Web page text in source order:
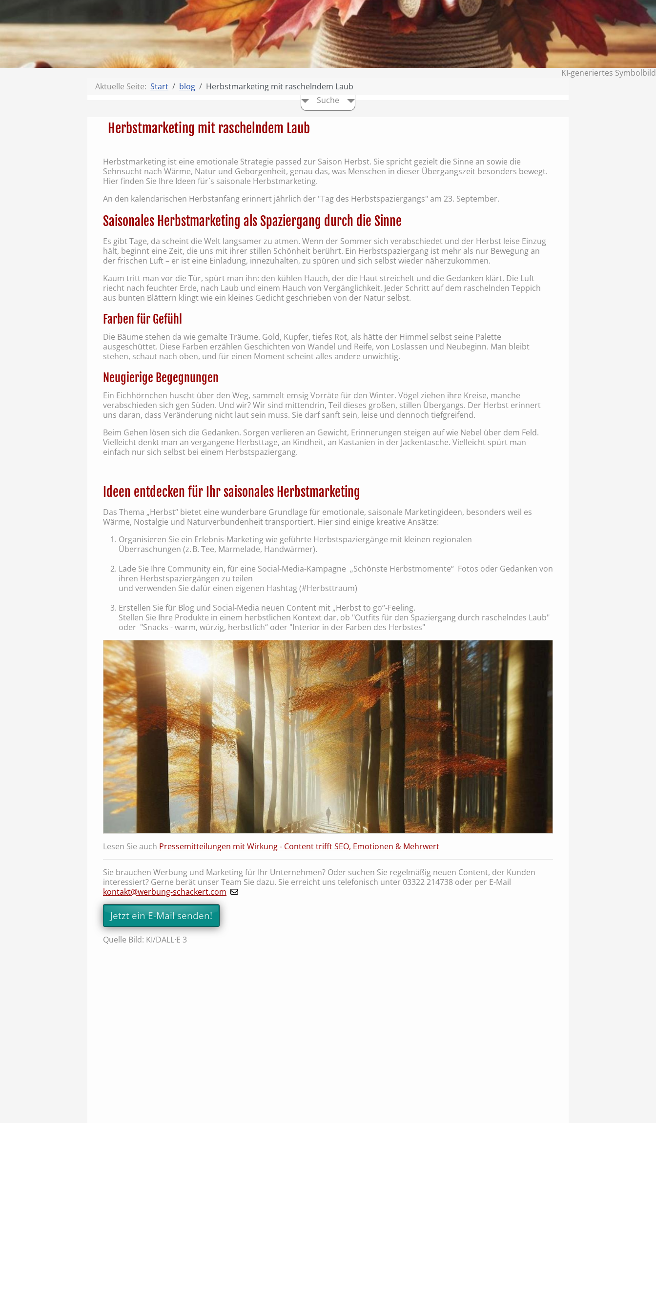
KI‑generiertes Symbolbild
Aktuelle Seite: Start blog
Herbstmarketing mit raschelndem Laub
Suche
Herbstmarketing mit raschelndem Laub
Herbstmarketing ist eine emotionale Strategie passed zur Saison Herbst. Sie spricht gezielt die Sinne an sowie die
Sehnsucht nach Wärme, Natur und Geborgenheit, genau das, was Menschen in dieser Übergangszeit besonders bewegt.
Hier finden Sie Ihre Ideen für`s saisonale Herbstmarketing.
An den kalendarischen Herbstanfang erinnert jährlich der "Tag des Herbstspaziergangs" am 23. September.
Saisonales Herbstmarketing als Spaziergang durch die Sinne
Es gibt Tage, da scheint die Welt langsamer zu atmen. Wenn der Sommer sich verabschiedet und der Herbst leise Einzug
hält, beginnt eine Zeit, die uns mit ihrer stillen Schönheit berührt. Ein Herbstspaziergang ist mehr als nur Bewegung an
der frischen Luft – er ist eine Einladung, innezuhalten, zu spüren und sich selbst wieder näherzukommen.
Kaum tritt man vor die Tür, spürt man ihn: den kühlen Hauch, der die Haut streichelt und die Gedanken klärt. Die Luft
riecht nach feuchter Erde, nach Laub und einem Hauch von Vergänglichkeit. Jeder Schritt auf dem raschelnden Teppich
aus bunten Blättern klingt wie ein kleines Gedicht geschrieben von der Natur selbst.
Farben für Gefühl
Die Bäume stehen da wie gemalte Träume. Gold, Kupfer, tiefes Rot, als hätte der Himmel selbst seine Palette
ausgeschüttet. Diese Farben erzählen Geschichten von Wandel und Reife, von Loslassen und Neubeginn. Man bleibt
stehen, schaut nach oben, und für einen Moment scheint alles andere unwichtig.
Neugierige Begegnungen
Ein Eichhörnchen huscht über den Weg, sammelt emsig Vorräte für den Winter. Vögel ziehen ihre Kreise, manche
verabschieden sich gen Süden. Und wir? Wir sind mittendrin, Teil dieses großen, stillen Übergangs. Der Herbst erinnert
uns daran, dass Veränderung nicht laut sein muss. Sie darf sanft sein, leise und dennoch tiefgreifend.
Beim Gehen lösen sich die Gedanken. Sorgen verlieren an Gewicht, Erinnerungen steigen auf wie Nebel über dem Feld.
Vielleicht denkt man an vergangene Herbsttage, an Kindheit, an Kastanien in der Jackentasche. Vielleicht spürt man
einfach nur sich selbst bei einem Herbstspaziergang.
Ideen entdecken für Ihr saisonales Herbstmarketing
Das Thema „Herbst“ bietet eine wunderbare Grundlage für emotionale, saisonale Marketingideen, besonders weil es
Wärme, Nostalgie und Naturverbundenheit transportiert. Hier sind einige kreative Ansätze:
Organisieren Sie ein Erlebnis-Marketing wie geführte Herbstspaziergänge mit kleinen regionalen
Überraschungen (z. B. Tee, Marmelade, Handwärmer).
Lade Sie Ihre Community ein, für eine Social-Media-Kampagne „Schönste Herbstmomente“ Fotos oder Gedanken von
ihren Herbstspaziergängen zu teilen
und verwenden Sie dafür einen eigenen Hashtag (#Herbsttraum)
Erstellen Sie für Blog und Social-Media neuen Content mit „Herbst to go“-Feeling.
Stellen Sie Ihre Produkte in einem herbstlichen Kontext dar, ob "Outfits für den Spaziergang durch raschelndes Laub"
oder "Snacks - warm, würzig, herbstlich“ oder "Interior in der Farben des Herbstes"
Lesen Sie auch Pressemitteilungen mit Wirkung - Content trifft SEO, Emotionen & Mehrwert
Sie brauchen Werbung und Marketing für Ihr Unternehmen? Oder suchen Sie regelmäßig neuen Content, der Kunden
interessiert? Gerne berät unser Team Sie dazu. Sie erreicht uns telefonisch unter 03322 214738 oder per E-Mail
kontakt@werbung-schackert.com
Jetzt ein E-Mail senden!
Quelle Bild: KI/DALL·E 3